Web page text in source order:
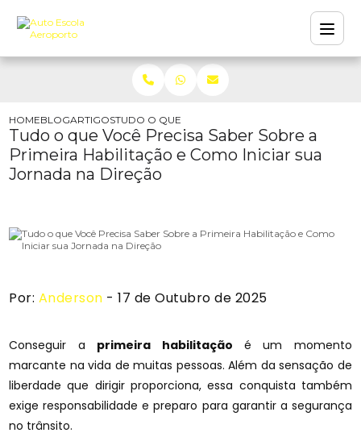
HOMEBLOGARTIGOSTUDO O QUE VOCÊ PRECISA SABER SOBRE A
Tudo o que Você Precisa Saber Sobre a
Primeira Habilitação e Como Iniciar sua
Jornada na Direção
Por: Anderson - 17 de Outubro de 2025
Conseguir a primeira habilitação é um momento
marcante na vida de muitas pessoas. Além da sensação de
liberdade que dirigir proporciona, essa conquista também
exige responsabilidade e preparo para garantir a segurança
no trânsito.